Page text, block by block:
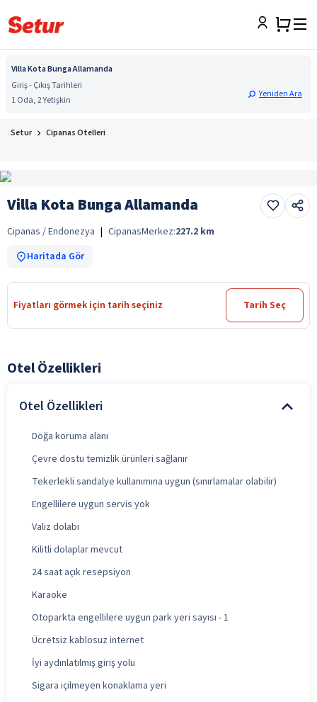
Villa Kota Bunga Allamanda
Giriş - Çıkış Tarihleri
1 Oda, 2 Yetişkin
Yeniden Ara
Setur Cipanas Otelleri
Villa Kota Bunga Allamanda
Cipanas / Endonezya | CipanasMerkez:227.2 km
Haritada Gör
Fiyatları görmek için tarih seçiniz Tarih Seç
Otel Özellikleri
Otel Özellikleri
Doğa koruma alanı
Çevre dostu temizlik ürünleri sağlanır
Tekerlekli sandalye kullanımına uygun (sınırlamalar olabilir)
Engellilere uygun servis yok
Valiz dolabı
Kilitli dolaplar mevcut
24 saat açık resepsiyon
Karaoke
Otoparkta engellilere uygun park yeri sayısı - 1
Ücretsiz kablosuz internet
İyi aydınlatılmış giriş yolu
Sigara içilmeyen konaklama yeri